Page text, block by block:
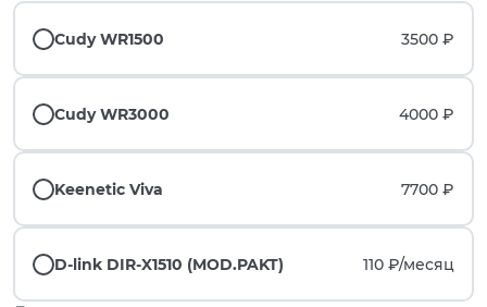
Cudy WR1500 3500 ₽
Cudy WR3000 4000 ₽
Keenetic Viva 7700 ₽
D-link DIR-X1510 (MOD.PAKT) 110 ₽/месяц